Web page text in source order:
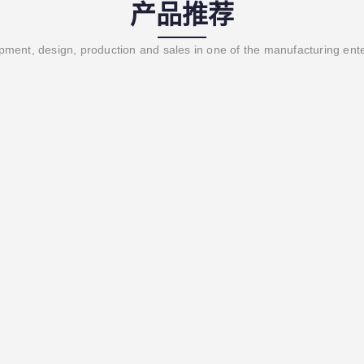
产品推荐
design, production and sales in one of the manufacturing